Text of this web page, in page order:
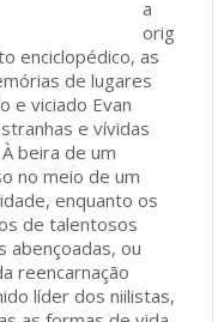
a
orig
enciclopédico, as
de lugares
e viciado Evan
e vívidas
beira de um
no meio de um
enquanto os
de talentosos
abençoadas, ou
reencarnação
líder dos niilistas,